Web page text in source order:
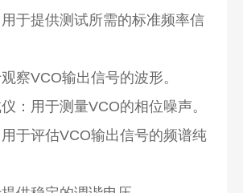
于提供测试所需的标准频率信
察VCO输出信号的波形。
：用于测量VCO的相位噪声。
于评估VCO输出信号的频谱纯